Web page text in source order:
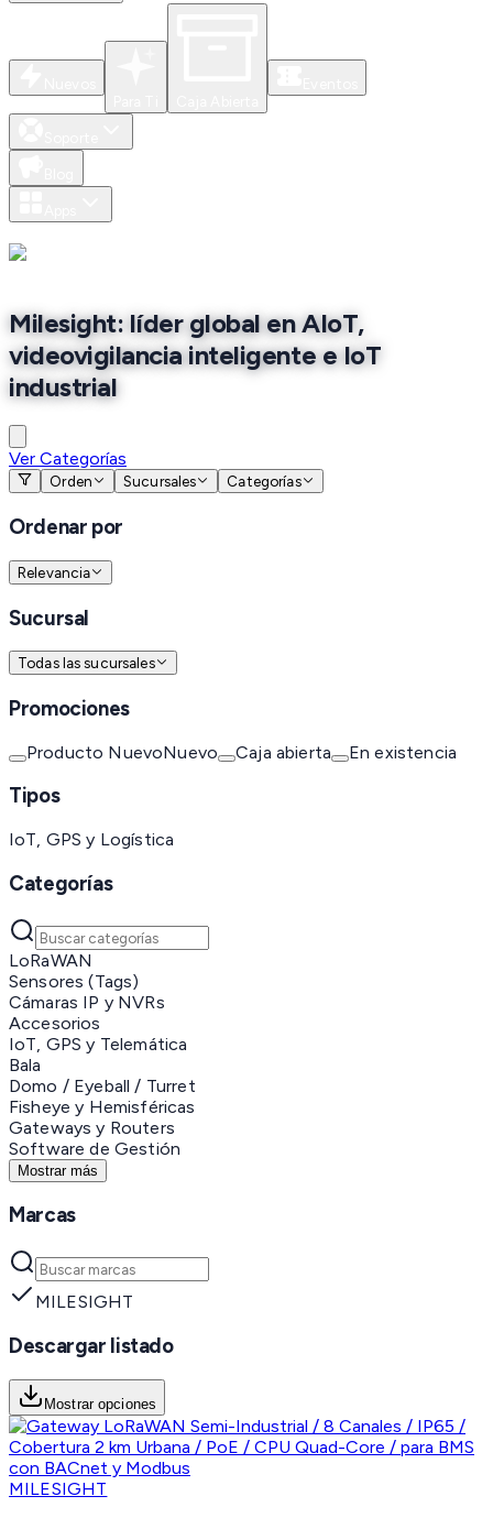
Milesight: líder global en AIoT,
videovigilancia inteligente e IoT
industrial
Ver Categorías
Orden Sucursales Categorías
Ordenar por
Relevancia
Sucursal
Todas las sucursales
Promociones
Producto NuevoNuevo Caja abierta En existencia
Tipos
IoT, GPS y Logística
Categorías
LoRaWAN
Sensores (Tags)
Cámaras IP y NVRs
Accesorios
IoT, GPS y Telemática
Bala
Domo / Eyeball / Turret
Fisheye y Hemisféricas
Gateways y Routers
Software de Gestión
Mostrar más
Marcas
MILESIGHT
Descargar listado
Mostrar opciones
MILESIGHT